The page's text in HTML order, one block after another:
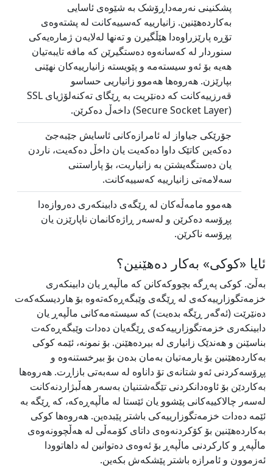
پشکنینی نەرمەداڕۆشک بە شێوەی ئاسایی
بەکاردەهێنین. زانیارییە کەسییەکانت لە پشتەوەی
تۆڕە پارێزراوەدا هێڵگیرن و تەنها لەلایەن ژمارەیەکی
سنوردار لە کەسانەوە دەستگیرێن کە مافە تایبەتیان
هەیە بۆ ئەو سیستەمە و پێویستە زانیارییەکان نهێنی
بپارێزن. هەروەها هەموو زانیاریی حساسو
جۆرێکی جیاواز لە ئامرازەکانی ئاسایش جێبەجێ
دەکەین کاتێک داوا دەکەیت یان داخڵ دەکەیت، ناردن
یان دەستگەیشتن بە زانیاریت، بۆ پاراستنی
سەلامەتی زانیارییە کەسییەکانت.
هەموو مامەڵەکان لە ڕێگەی دابینکەری دەروازەدا
پڕۆسە دەکرێن و لەسەر ڕاژەکانمان ناپارێزن یان
پڕۆسە ناکرێن.
ئایا «کوکی» بەکار دەهێنین؟
بەڵێ. کوکی پەڕگە بچووکەکانن کە ماڵپەڕ یان دابینکەری
خزمەتگوزارییەکەی لە ڕێگەی وێبگەڕەکەتەوە بۆ هاردیسکەکەت
دەنێرێت‏‎ ‎‏(ئەگەر ڕێگە بدەیت) کە سیستەمەکانی ماڵپەڕ یان
دابینکەری خزمەتگوزارییەکەی ڕێگەیان دەدات وێبگەڕەکەت
بناسێنن و هەندێک زانیاری لە بیردەهێنن. بۆ نمونە، ئێمە کوکی
بەکاردەهێنین بۆ یارمەتیان بەمان بدەن بۆ بیرخستنەوە و
پڕۆسەکردنی ئەو شتانەی تۆ داناوە لە سەبەتی بازاڕت. هەروەها
بەکاردێن بۆ ئاوەدانکردنی تێگەشتنیان بەسەر هەڵبژاردنەکانت
لەسەر چالاکییەکانی پێشوو یان ئێستا لە ماڵپەڕەکە، کە ڕێگە بە
ئێمە دەدات خزمەتگوزارییەکی باشتر پێبدەین. هەروەها کوکی
بەکاردەهێنین بۆ کۆکردنەوەی داتای کۆمەڵی لە ھەڵچوونەوەی
ماڵپەڕ و کارکردنی ماڵپەڕ بۆ ئەوەی دەتوانین لە داهاتوودا
ئەزموون و ئامرازە باشتر پێشکەش بکەین.